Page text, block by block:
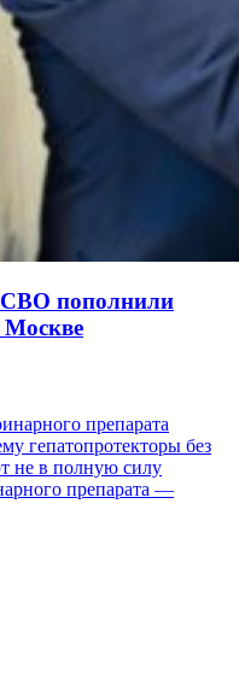
пополнили
Москве
препарата
гепатопротекторы без
не в полную силу
препарата —